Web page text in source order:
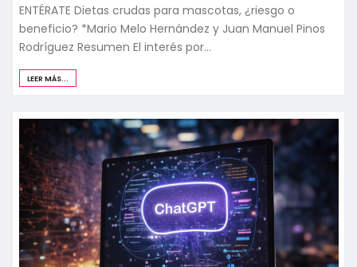
ENTÉRATE Dietas crudas para mascotas, ¿riesgo o
beneficio? *Mario Melo Hernández y Juan Manuel Pinos
Rodríguez Resumen El interés por…
LEER MÁS...